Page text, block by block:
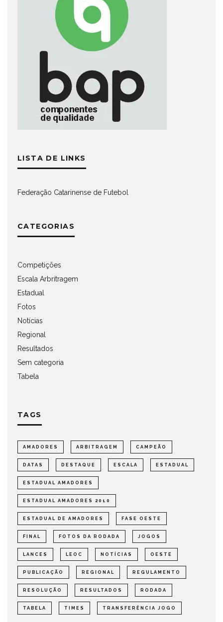
LISTA DE LINKS
Federação Catarinense de Futebol
CATEGORIAS
Competições
Escala Arbritragem
Estadual
Fotos
Notícias
Regional
Resultados
Sem categoria
Tabela
TAGS
AMADORES ARBITRAGEM CAMPEÃO
DATAS DESTAQUE ESCALA ESTADUAL
ESTADUAL AMADORES
ESTADUAL AMADORES 2010
ESTADUAL DE AMADORES FASE OESTE
FINAL FOTOS DA RODADA JOGOS
LANCES LEOC NOTÍCIAS OESTE
PUBLICAÇÃO REGIONAL REGULAMENTO
RESOLUÇÃO RESULTADOS RODADA
TABELA TIMES TRANSFERÊNCIA JOGO